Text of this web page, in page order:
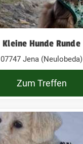
Kleine Hunde Runde
07747 Jena (Neulobeda)
Zum Treffen